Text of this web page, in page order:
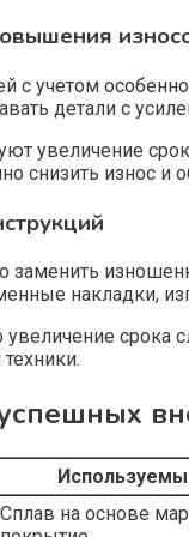
учетом
детали с
увеличение
снизить износ и
накладки,
увеличение
Сплав на основе